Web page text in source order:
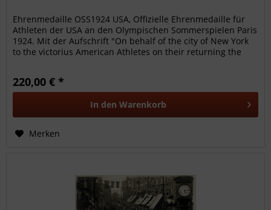
Ehrenmedaille OSS1924 USA, Offizielle Ehrenmedaille für
Athleten der USA an den Olympischen Sommerspielen Paris
1924. Mit der Aufschrift "On behalf of the city of New York
to the victorius American Athletes on their returning the
220,00 € *
In den Warenkorb
Merken